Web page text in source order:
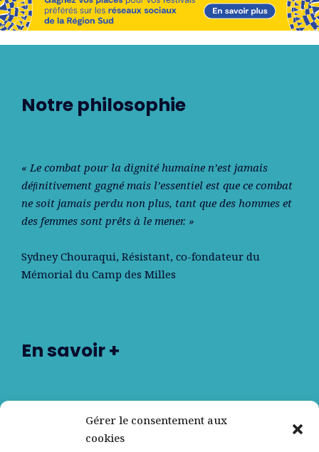
Gérer le consentement aux
cookies
Notre philosophie
« Le combat pour la dignité humaine n’est jamais
déﬁnitivement gagné mais l’essentiel est que ce combat
ne soit jamais perdu non plus, tant que des hommes et
des femmes sont prêts à le mener. »
Sydney Chouraqui, Résistant, co-fondateur du
Mémorial du Camp des Milles
En savoir +